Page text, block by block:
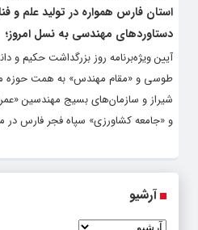
استان فارس همواره در تولید علم و
دستاوردهای مهندسی به نسل امروز؛
آیین‌ ویژه‌برنامه روز بزرگداشت حکیم و
طوسی و «مقام مهندس» به همت حوزه
شیراز و سازمان‌های بسیج مهندسین
و «جامعه کشاورزی» سپاه فجر فارس در
آرشیو